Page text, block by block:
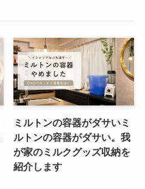
ミルトンの容器がダサいミ
ルトンの容器がダサい。我
が家のミルクグッズ収納を
紹介します